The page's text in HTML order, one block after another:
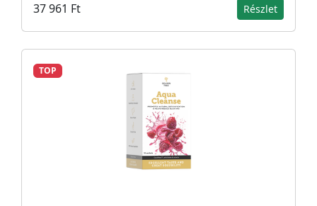
37 961 Ft Részlet
TOP